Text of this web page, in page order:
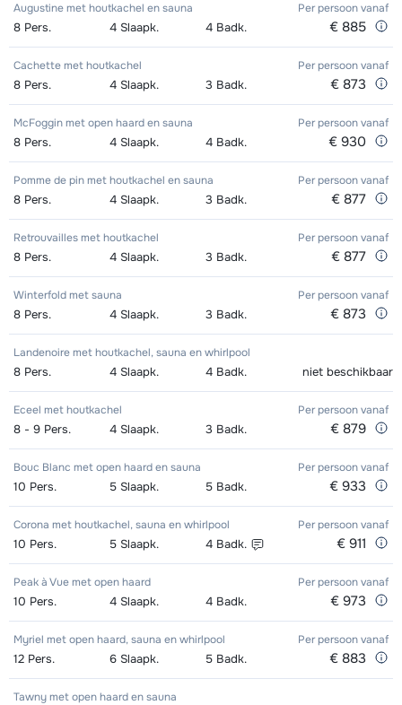
Zilver (Evolution) Schoenen (8
dagen)
afhankelijk
van week
Mini Kid Ski's + Stokken (8 dagen)
afhankelijk
van week
Mini Kid Schoenen (8 dagen)
afhankelijk
Augustine met houtkachel en sauna Per persoonvanaf
8 Pers. 4 Slaapk. 4 Badk. € 885
Cachette met houtkachel Per persoonvanaf
8 Pers. 4 Slaapk. 3 Badk. € 873
McFoggin met open haard en sauna Per persoonvanaf
8 Pers. 4 Slaapk. 4 Badk. € 930
Pomme de pin met houtkachel en sauna Per persoonvanaf
8 Pers. 4 Slaapk. 3 Badk. € 877
Retrouvailles met houtkachel Per persoonvanaf
8 Pers. 4 Slaapk. 3 Badk. € 877
Winterfold met sauna Per persoonvanaf
8 Pers. 4 Slaapk. 3 Badk. € 873
Landenoire met houtkachel, sauna en whirlpool
8 Pers. 4 Slaapk. 4 Badk. niet beschikbaar
Eceel met houtkachel Per persoonvanaf
8 - 9 Pers. 4 Slaapk. 3 Badk. € 879
Bouc Blanc met open haard en sauna Per persoonvanaf
10 Pers. 5 Slaapk. 5 Badk. € 933
Corona met houtkachel, sauna en whirlpool Per persoonvanaf
10 Pers. 5 Slaapk. 4 Badk. € 911
Peak à Vue met open haard Per persoonvanaf
10 Pers. 4 Slaapk. 4 Badk. € 973
Myriel met open haard, sauna en whirlpool Per persoonvanaf
12 Pers. 6 Slaapk. 5 Badk. € 883
Tawny met open haard en sauna